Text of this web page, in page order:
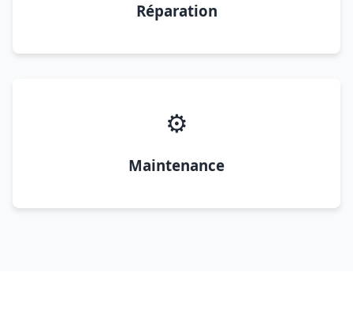
Réparation
⚙️
Maintenance